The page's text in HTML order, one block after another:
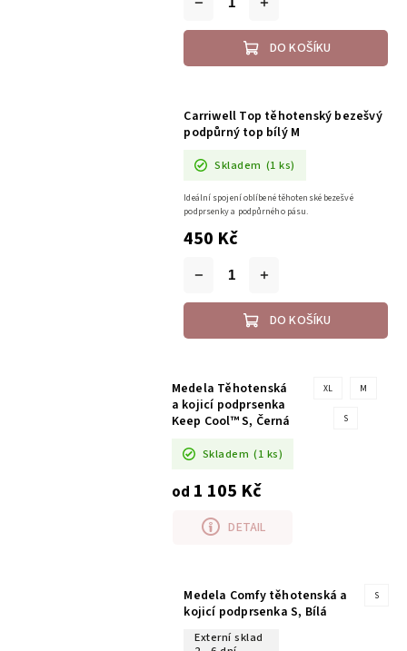
DO KOŠÍKU
Carriwell Top těhotenský bezešvý
podpůrný top bílý M
Skladem (1 ks)
450 Kč
DO KOŠÍKU
Ideální spojení oblíbené těhotenské bezešvé
podprsenky a podpůrného pásu.
Medela Těhotenská
a kojicí podprsenka
Keep Cool™ S, Černá
Skladem (1 ks)
od 1 105 Kč
DETAIL
XL M
S
Medela Comfy těhotenská a
kojicí podprsenka S, Bílá
Externí sklad
S